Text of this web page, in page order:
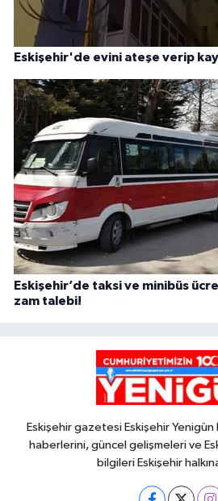
Eskişehir'de evini ateşe verip
Eskişehir’de taksi ve minibüs
zam talebi!
Eskişehir gazetesi Eskişehir
haberlerini, güncel gelişmeleri ve
bilgileri Eskişehir